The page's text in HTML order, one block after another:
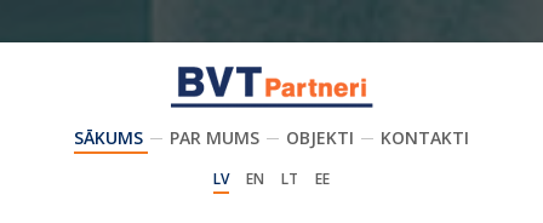
SĀKUMS PAR MUMS OBJEKTI KONTAKTI
LV EN LT EE